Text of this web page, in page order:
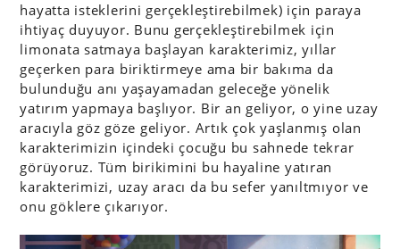
hayatta isteklerini gerçekleştirebilmek) için paraya
ihtiyaç duyuyor. Bunu gerçekleştirebilmek için
limonata satmaya başlayan karakterimiz, yıllar
geçerken para biriktirmeye ama bir bakıma da
bulunduğu anı yaşayamadan geleceğe yönelik
yatırım yapmaya başlıyor. Bir an geliyor, o yine uzay
aracıyla göz göze geliyor. Artık çok yaşlanmış olan
karakterimizin içindeki çocuğu bu sahnede tekrar
görüyoruz. Tüm birikimini bu hayaline yatıran
karakterimizi, uzay aracı da bu sefer yanıltmıyor ve
onu göklere çıkarıyor.